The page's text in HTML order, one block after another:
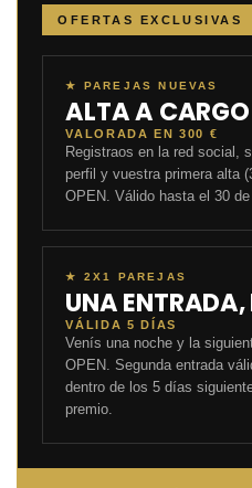
OFERTAS EXCLUSIVAS
★ PAREJAS NUEVAS
ALTA A CARGO
VALORADA EN 300 €
Registraos en la red social,
perfil y vuestra primera alta
OPEN. Válido hasta el 30 de
★ 2X1 PAREJAS
UNA
VÁLIDA 5 DÍAS
Venís una noche y la
OPEN. Segunda entrada
dentro de los 5 días
premio.